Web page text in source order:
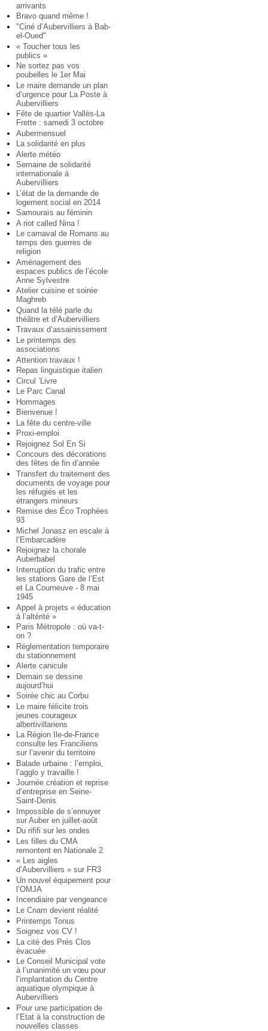
arrivants
Bravo quand même !
"Ciné d’Aubervilliers à Bab-
el-Oued"
« Toucher tous les
publics »
Ne sortez pas vos
poubelles le 1er Mai
Le maire demande un plan
d’urgence pour La Poste à
Aubervilliers
Fête de quartier Vallès-La
Frette : samedi 3 octobre
Aubermensuel
La solidarité en plus
Alerte météo
Semaine de solidarité
internationale à
Aubervilliers
L’état de la demande de
logement social en 2014
Samouraïs au féminin
A riot called Nina !
Le carnaval de Romans au
temps des guerres de
religion
Aménagement des
espaces publics de l’école
Anne Sylvestre
Atelier cuisine et soirée
Maghreb
Quand la télé parle du
théâtre et d’Aubervilliers
Travaux d’assainissement
Le printemps des
associations
Attention travaux !
Repas linguistique italien
Circul ’Livre
Le Parc Canal
Hommages
Bienvenue !
La fête du centre-ville
Proxi-emploi
Rejoignez Sol En Si
Concours des décorations
des fêtes de fin d’année
Transfert du traitement des
documents de voyage pour
les réfugiés et les
étrangers mineurs
Remise des Éco Trophées
93
Michel Jonasz en escale à
l’Embarcadère
Rejoignez la chorale
Auberbabel
Interruption du trafic entre
les stations Gare de l’Est
et La Courneuve - 8 mai
1945
Appel à projets « éducation
à l’altérité »
Paris Métropole : où va-t-
on ?
Réglementation temporaire
du stationnement
Alerte canicule
Demain se dessine
aujourd’hui
Soirée chic au Corbu
Le maire félicite trois
jeunes courageux
albertivillariens
La Région Ile-de-France
consulte les Franciliens
sur l’avenir du territoire
Balade urbaine : l’emploi,
l’agglo y travaille !
Journée création et reprise
d’entreprise en Seine-
Saint-Denis
Impossible de s’ennuyer
sur Auber en juillet-août
Du rififi sur les ondes
Les filles du CMA
remontent en Nationale 2
« Les aigles
d’Aubervilliers » sur FR3
Un nouvel équipement pour
l’OMJA
Incendiaire par vengeance
Le Cnam devient réalité
Printemps Tonus
Soignez vos CV !
La cité des Prés Clos
évacuée
Le Conseil Municipal vote
à l’unanimité un vœu pour
l’implantation du Centre
aquatique olympique à
Aubervilliers
Pour une participation de
l’Etat à la construction de
nouvelles classes